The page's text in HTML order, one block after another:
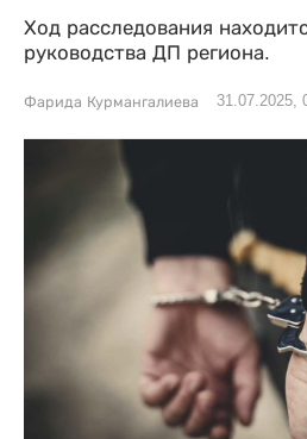
Ход расследования
руководства ДП региона.
Фарида Курмангалиева 31.07.2025,